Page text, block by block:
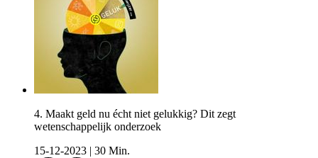
4. Maakt geld nu écht niet gelukkig? Dit zegt
wetenschappelijk onderzoek
15-12-2023
30 Min.